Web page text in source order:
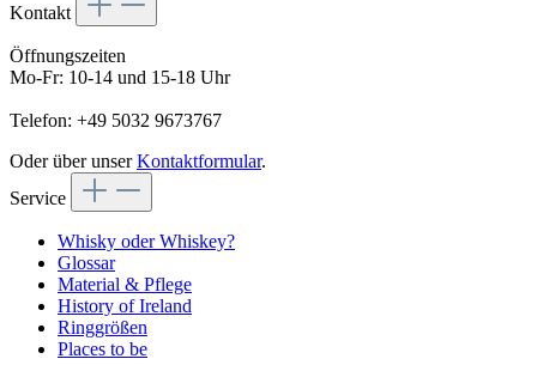
Kontakt
Öffnungszeiten
Mo-Fr: 10-14 und 15-18 Uhr
Telefon: +49 5032 9673767
Oder über unserKontaktformular.
Service
Whisky oder Whiskey?
Glossar
Material & Pflege
History of Ireland
Ringgrößen
Places to be